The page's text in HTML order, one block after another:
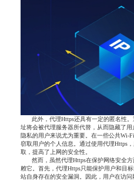
此外，代理Https还具有一定的匿名性
址将会被代理服务器所代替，从而隐藏了
隐私的用户来说尤为重要。在一些公共Wi-
窃取用户的个人信息。通过使用代理Https
取，提高了上网的安全性。
然而，虽然代理Https在保护网络安全
赖它。首先，代理Https只能保护用户和目
站自身存在的安全漏洞。因此，用户在访